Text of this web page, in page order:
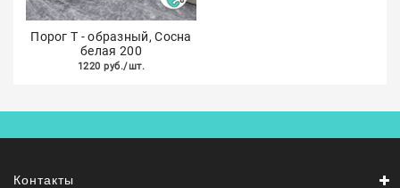
Порог Т - образный, Сосна
белая 200
1220 руб./шт.
Контакты